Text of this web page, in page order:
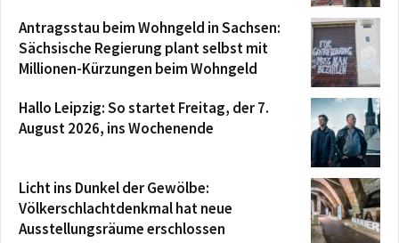
Antragsstau beim Wohngeld in Sachsen:
Sächsische Regierung plant selbst mit
Millionen-Kürzungen beim Wohngeld
Hallo Leipzig: So startet Freitag, der 7.
August 2026, ins Wochenende
Licht ins Dunkel der Gewölbe:
Völkerschlachtdenkmal hat neue
Ausstellungsräume erschlossen